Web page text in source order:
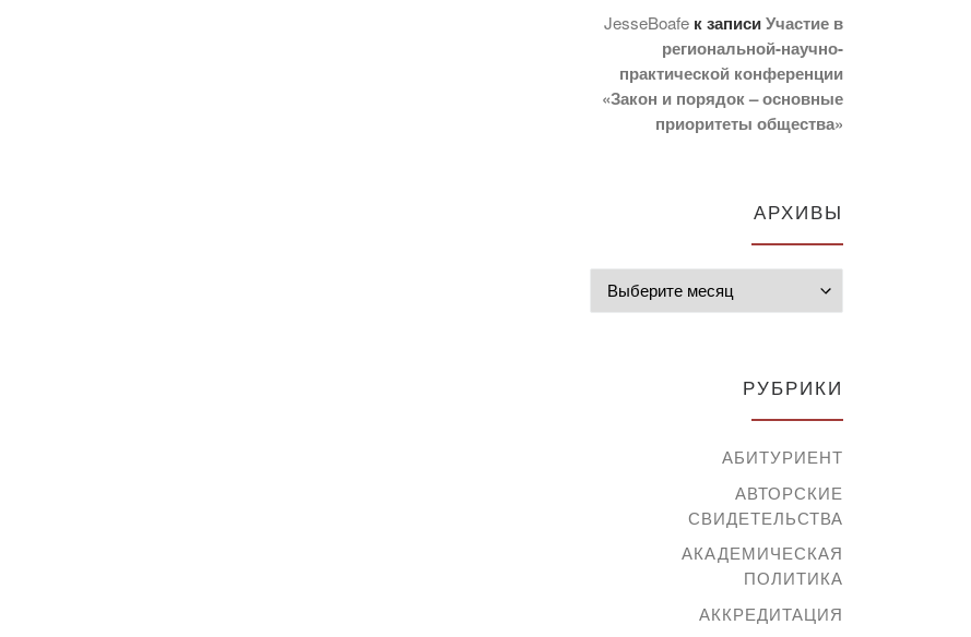
JesseBoafe к записиУчастие в
региональной-научно-
практической конференции
«Закон и порядок – основные
приоритеты общества»
АРХИВЫ
РУБРИКИ
АБИТУРИЕНТ
АВТОРСКИЕ
СВИДЕТЕЛЬСТВА
АКАДЕМИЧЕСКАЯ
ПОЛИТИКА
АККРЕДИТАЦИЯ